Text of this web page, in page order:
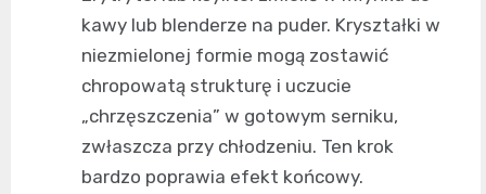
kawy lub blenderze na puder. Kryształki w
niezmielonej formie mogą zostawić
chropowatą strukturę i uczucie
„chrzęszczenia” w gotowym serniku,
zwłaszcza przy chłodzeniu. Ten krok
bardzo poprawia efekt końcowy.